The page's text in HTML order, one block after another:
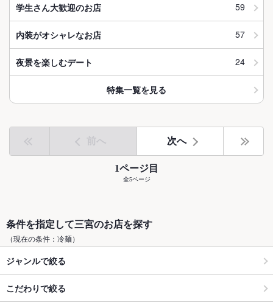
学生さん大歓迎のお店 59
内装がオシャレなお店 57
夜景を楽しむデート 24
特集一覧を見る
前へ 次へ
1ページ目
全5ページ
条件を指定して三宮のお店を探す
（現在の条件：冷麺）
ジャンルで絞る
こだわりで絞る